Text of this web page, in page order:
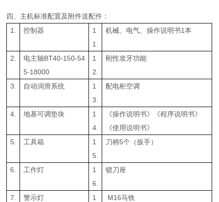
四、主机标准配置及附件送配件：
1.
控制器
1
1.
机械、电气、操作说明书1本
2.
电主轴BT40-150-54
5-18000
1
2.
刚性攻牙功能
3. 自动润滑系统
1
3.
配电柜空调
4. 地基可调垫块
1
4.
《操作说明书》《程序说明书》
《使用说明书》
5.
工具箱
1
5.
刀柄5个（扳手）
6. 工作灯
1
6.
锁刀座
7. 警示灯
1
M16马铁